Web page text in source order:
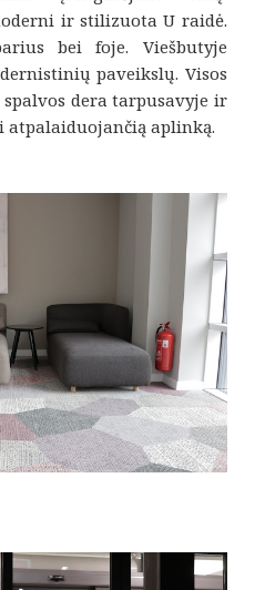
ir stilizuota U raidė.
bei foje. Viešbutyje
paveikslų. Visos
dera tarpusavyje ir
aplinką.